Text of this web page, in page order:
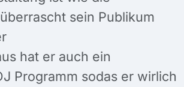
sein Publikum
hat er auch ein
Programm sodas er wirlich